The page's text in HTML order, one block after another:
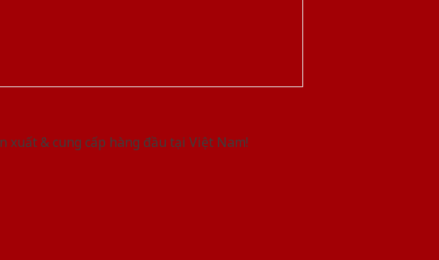
& cung cấp hàng đầu tại Việt Nam!